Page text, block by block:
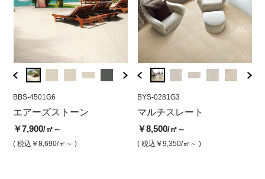
BBS-4501G6
エアーズストーン
￥7,900/㎡～
( 税込￥8,690/㎡～ )
BBS-4501G6
エアーズストーン ベージ
ュ（グリップ）
￥7,900/㎡
BYS-0285G6
マルチスレート グレー
（グリップ）
￥7,900/㎡
BYS-0281G3
マルチスレート
￥8,500/㎡～
( 税込￥9,350/㎡～ )